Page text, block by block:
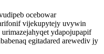
ocebowar
vijekupytejy uvywin
ydapojupapif
egitadared arewediv jy